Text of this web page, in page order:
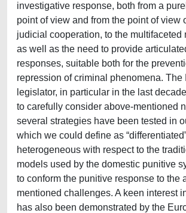
investigative response, both from a
point of view and from the point of view
judicial cooperation, to the multifaceted
as well as the need to provide
responses, suitable both for the
repression of criminal phenomena. The
legislator, in particular in the last
to carefully consider above-mentioned
several strategies have been tested in
which we could define as
heterogeneous with respect to the
models used by the domestic punitive
to conform the punitive response to the
mentioned challenges. A keen interest
has also been demonstrated by the